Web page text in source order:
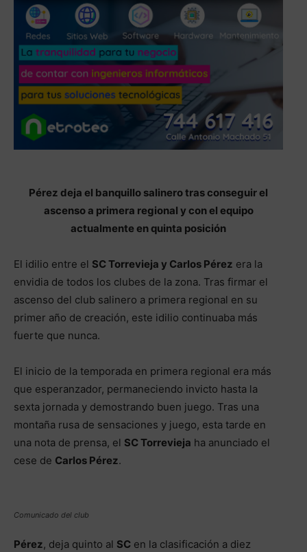
Pérez deja el banquillo salinero tras conseguir el
ascenso a primera regional y con el equipo
actualmente en quinta posición
El idilio entre el SC Torrevieja y Carlos Pérez era la
envidia de todos los clubes de la zona. Tras firmar el
ascenso del club salinero a primera regional en su
primer año de creación, este idilio continuaba más
fuerte que nunca.
El inicio de la temporada en primera regional era más
que esperanzador, permaneciendo invicto hasta la
sexta jornada y demostrando buen juego. Tras una
montaña rusa de sensaciones y juego, esta tarde en
una nota de prensa, el SC Torrevieja ha anunciado el
cese de Carlos Pérez.
Comunicado del club
Pérez, deja quinto al SC en la clasificación a diez